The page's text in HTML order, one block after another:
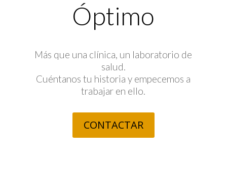
Óptimo
Más que una clínica, un laboratorio de
salud.
Cuéntanos tu historia y empecemos a
trabajar en ello.
CONTACTAR